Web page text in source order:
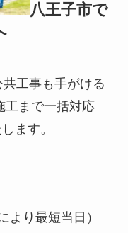
八王子市で
工事も手がける
工まで一括対応
ます。
より最短当日）